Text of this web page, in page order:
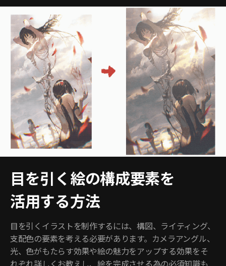
目を引く絵の構成要素を
活用する方法
目を引くイラストを制作するには、構図、ライティング、
支配色の要素を考える必要があります。カメラアングル、
光、色がもたらす効果や絵の魅力をアップする効果をそ